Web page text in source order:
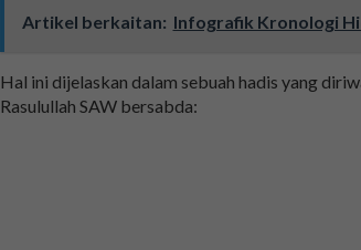
Artikel berkaitan: Infografik Kronologi
Hal ini dijelaskan dalam sebuah hadis yang
Rasulullah SAW bersabda: